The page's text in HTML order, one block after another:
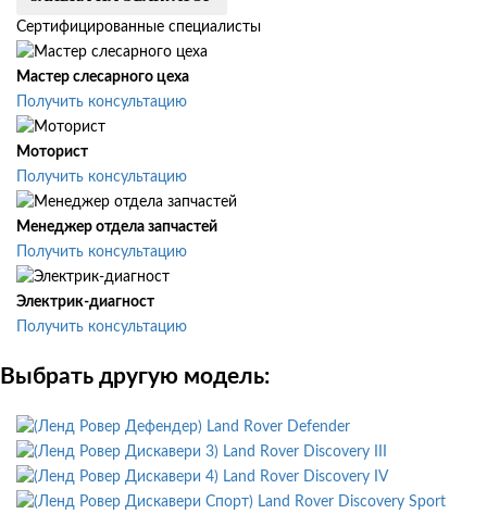
Сертифицированные специалисты
Мастер слесарного цеха
Получить консультацию
Моторист
Получить консультацию
Менеджер отдела запчастей
Получить консультацию
Электрик-диагност
Получить консультацию
Выбрать другую модель:
Land Rover Defender
Land Rover Discovery III
Land Rover Discovery IV
Land Rover Discovery Sport